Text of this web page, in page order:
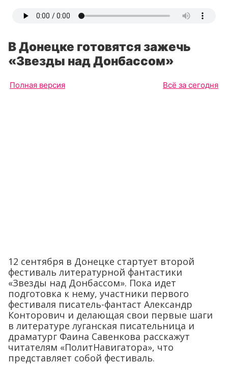
В Донецке готовятся зажечь
«Звезды над Донбассом»
Полная версия Всё за сегодня
12 сентября в Донецке стартует второй
фестиваль литературной фантастики
«Звезды над Донбассом». Пока идет
подготовка к нему, участники первого
фестиваля писатель-фантаст Александр
Конторович и делающая свои первые шаги
в литературе луганская писательница и
драматург Фаина Савенкова расскажут
читателям «ПолитНавигатора», что
представляет собой фестиваль.